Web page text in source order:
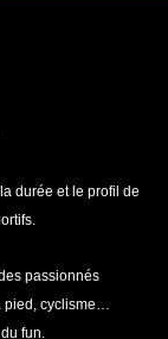
durée et le profil de
passionnés
pied, cyclisme…
fun.